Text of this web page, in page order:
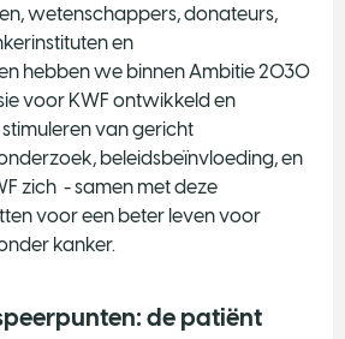
wetenschappers, donateurs,
en
hebben we binnen Ambitie 2030
voor KWF ontwikkeld en
van gericht
beleidsbeïnvloeding, en
zich - samen met deze
voor een beter leven voor
kanker.
de patiënt